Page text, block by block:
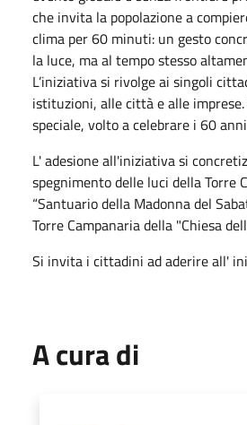
che invita la popolazione a
clima per 60 minuti: un gesto
la luce, ma al tempo stesso
L’iniziativa si rivolge ai singoli
istituzioni, alle città e alle
speciale, volto a celebrare i 60
L' adesione all'iniziativa si
spegnimento delle luci della Torre
“Santuario della Madonna del
Torre Campanaria della "Chiesa
Si invita i cittadini ad aderire all'
A cura di